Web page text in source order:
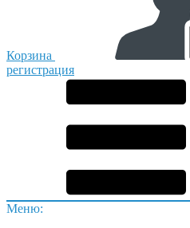
Корзина
регистрация
Меню: